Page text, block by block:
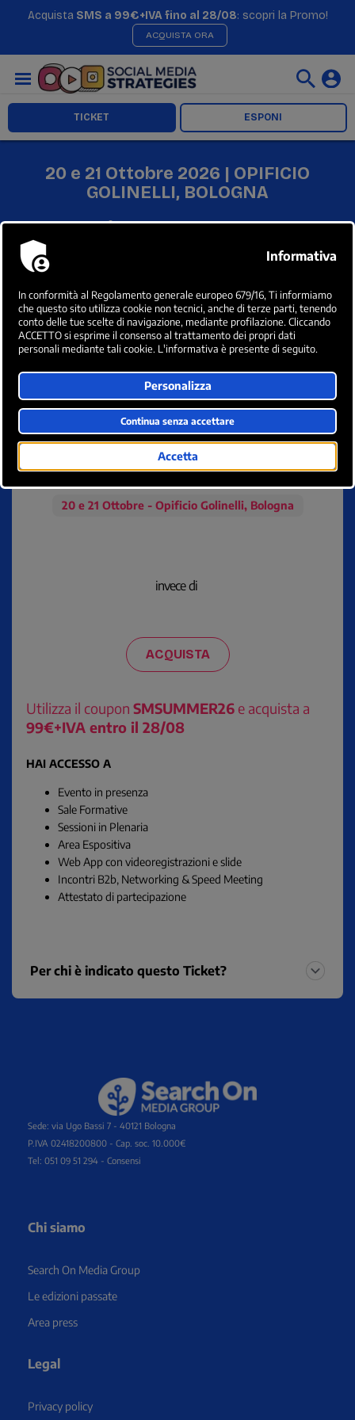
Acquista SMS a 99€+IVA fino al 28/08: scopri la Promo!
ACQUISTA ORA
TICKET ESPONI
20 e 21 Ottobre 2026 | OPIFICIO
GOLINELLI, BOLOGNA
Ticket & Promo
TICKET PROMO
Social Media
Strategies
20 e 21 Ottobre - Opificio Golinelli, Bologna
invece di
ACQUISTA
Utilizza il coupon SMSUMMER26 e acquista a
99€+IVA entro il 28/08
HAI ACCESSO A
Evento in presenza
Sale Formative
Sessioni in Plenaria
Area Espositiva
Web App con videoregistrazioni e slide
Incontri B2b, Networking & Speed Meeting
Attestato di partecipazione
Per chi è indicato questo Ticket?
Sede: via Ugo Bassi 7 - 40121 Bologna
P.IVA 02418200800 - Cap. soc. 10.000€
Tel: 051 09 51 294 - Consensi
Chi siamo
Search On Media Group
Le edizioni passate
Area press
Legal
Privacy policy